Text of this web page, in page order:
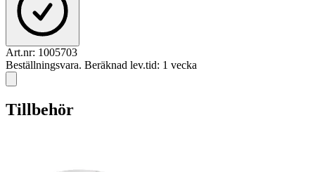
Art.nr: 1005703
Beställningsvara. Beräknad lev.tid: 1 vecka
Tillbehör